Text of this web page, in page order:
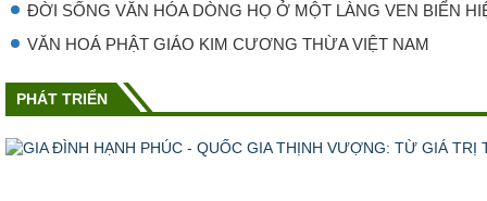
ĐỜI SỐNG VĂN HÓA DÒNG HỌ Ở MỘT LÀNG VEN BIỂN
VĂN HOÁ PHẬT GIÁO KIM CƯƠNG THỪA VIỆT NAM
PHÁT TRIỂN